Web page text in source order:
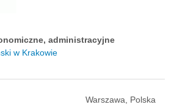
administracyjne
w Krakowie
Warszawa, Polska